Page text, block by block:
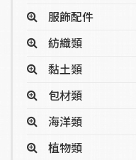
服飾配件
紡織類
黏土類
包材類
海洋類
植物類